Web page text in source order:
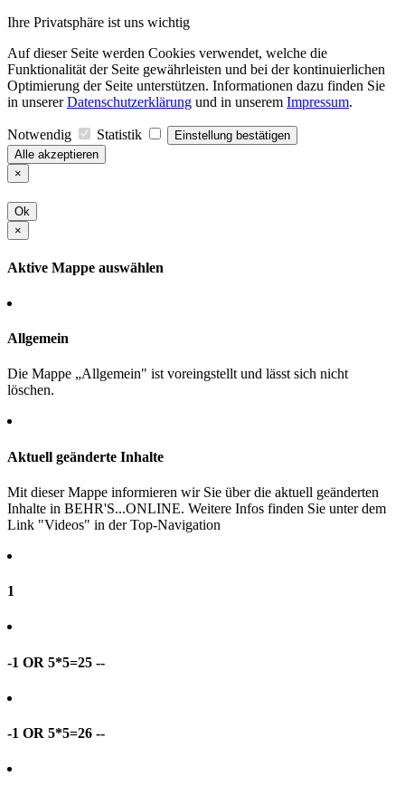
Ihre Privatsphäre ist uns wichtig
Auf dieser Seite werden Cookies verwendet, welche die
Funktionalität der Seite gewährleisten und bei der kontinuierlichen
Optimierung der Seite unterstützen. Informationen dazu finden Sie
in unsererDatenschutzerklärung und in unserem Impressum.
Notwendig Statistik
Einstellung bestätigen
Alle akzeptieren
×
Ok
×
Aktive Mappe auswählen
Allgemein
Die Mappe „Allgemein" ist voreingstellt und lässt sich nicht
löschen.
Aktuell geänderte Inhalte
Mit dieser Mappe informieren wir Sie über die aktuell geänderten
Inhalte in BEHR'S...ONLINE. Weitere Infos finden Sie unter dem
Link "Videos" in der Top-Navigation
1
-1 OR 5*5=25 --
-1 OR 5*5=26 --